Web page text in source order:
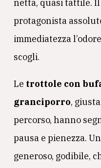
netta, quasi tattile.
protagonista
immediatezza
scogli.
Le trottole con
granciporro,
percorso, hanno
pausa e pienezza.
generoso, godibile,